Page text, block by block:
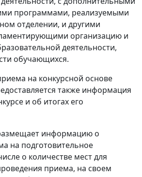
программами, реализуемыми
отделении, и другими
организацию и
деятельности,
обучающихся.
на конкурсной основе
также информация
и об итогах его
информацию о
на подготовительное
о количестве мест для
приема, на своем